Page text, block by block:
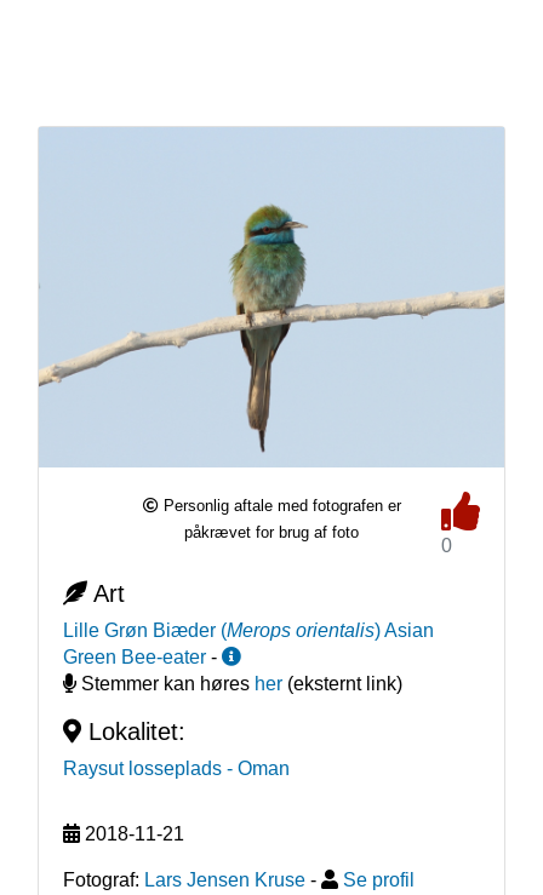
Personlig aftale med fotografen er
påkrævet for brug af foto
0
Art
Lille Grøn Biæder (Merops orientalis)Asian
Green Bee-eater -
Stemmer kan høres her(eksternt link)
Lokalitet:
Raysut losseplads - Oman
2018-11-21
Fotograf: Lars Jensen Kruse - Se profil